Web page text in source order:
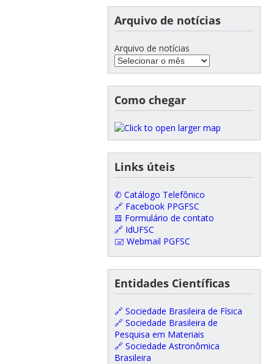
Arquivo de notícias
Arquivo de notícias
Como chegar
Links úteis
✆ Catálogo Telefônico
🔗 Facebook PPGFSC
𝌕 Formulário de contato
🔗 IdUFSC
🖃 Webmail PGFSC
Entidades Científicas
🔗 Sociedade Brasileira de Física
🔗 Sociedade Brasileira de
Pesquisa em Materiais
🔗 Sociedade Astronômica
Brasileira